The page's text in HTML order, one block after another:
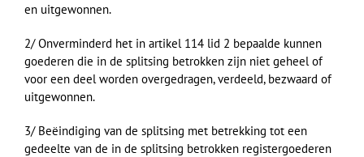
en uitgewonnen.
2/ Onverminderd het in artikel 114 lid 2 bepaalde kunnen
goederen die in de splitsing betrokken zijn niet geheel of
voor een deel worden overgedragen, verdeeld, bezwaard of
uitgewonnen.
3/ Beëindiging van de splitsing met betrekking tot een
gedeelte van de in de splitsing betrokken registergoederen